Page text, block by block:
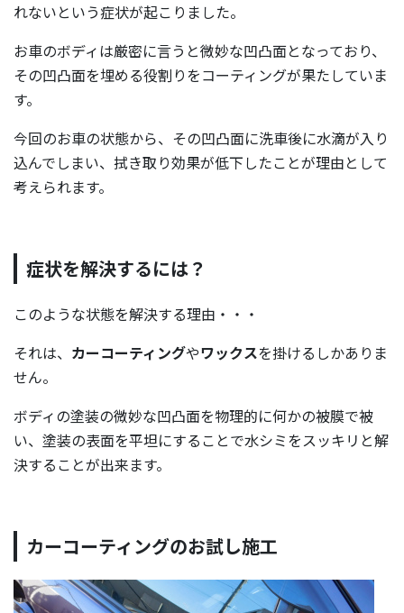
れないという症状が起こりました。
お車のボディは厳密に言うと微妙な凹凸面となっており、
その凹凸面を埋める役割りをコーティングが果たしていま
す。
今回のお車の状態から、その凹凸面に洗車後に水滴が入り
込んでしまい、拭き取り効果が低下したことが理由として
考えられます。
症状を解決するには？
このような状態を解決する理由・・・
それは、 カーコーティングやワックスを掛けるしかありま
せん。
ボディの塗装の微妙な凹凸面を物理的に何かの被膜で被
い、塗装の表面を平坦にすることで水シミをスッキリと解
決することが出来ます。
カーコーティングのお試し施工